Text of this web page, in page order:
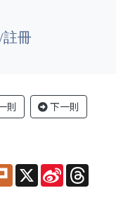
冊
則 下一則
PlurkX Sina
Weibo